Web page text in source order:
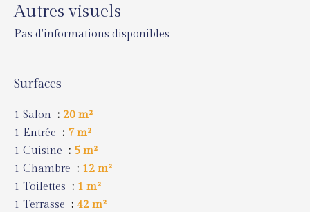
Autres visuels
Pas d'informations disponibles
Surfaces
1 Salon
20 m²
1 Entrée
7 m²
1 Cuisine
5 m²
1 Chambre
12 m²
1 Toilettes
1 m²
1 Terrasse
42 m²